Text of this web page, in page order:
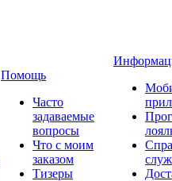
Помощь
Часто
задаваемые
вопросы
Что с моим
заказом
Тизеры